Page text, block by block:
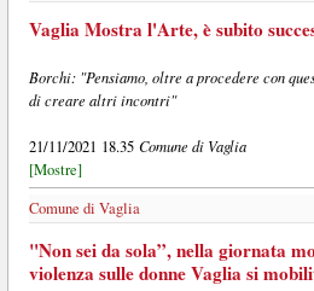
Vaglia Mostra l'Arte, è subito
Borchi: "Pensiamo, oltre a procedere con
di creare altri incontri"
21/11/2021 18.35 Comune di Vaglia
[Mostre]
Comune di Vaglia
"Non sei da sola”, nella giornata
violenza sulle donne Vaglia si